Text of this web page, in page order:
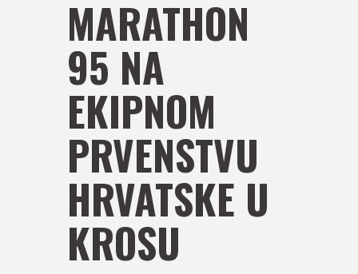
MARATHON
95 NA
EKIPNOM
PRVENSTVU
HRVATSKE U
KROSU